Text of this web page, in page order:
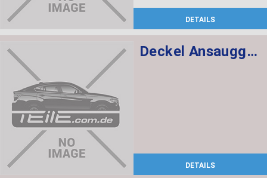
DETAILS
Deckel Ansauggeräuschdämpfer
DETAILS